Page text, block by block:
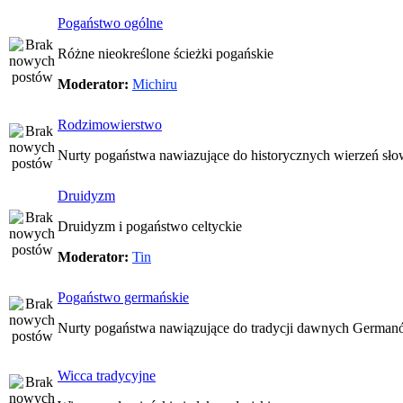
Pogaństwo ogólne
Różne nieokreślone ścieżki pogańskie
Moderator: Michiru
Rodzimowierstwo
Nurty pogaństwa nawiazujące do historycznych wierzeń
Druidyzm
Druidyzm i pogaństwo celtyckie
Moderator: Tin
Pogaństwo germańskie
Nurty pogaństwa nawiązujące do tradycji dawnych
Wicca tradycyjne